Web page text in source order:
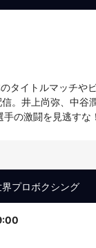
タイトルマッチや
。井上尚弥、中谷
の激闘を見逃すな！
プロボクシング